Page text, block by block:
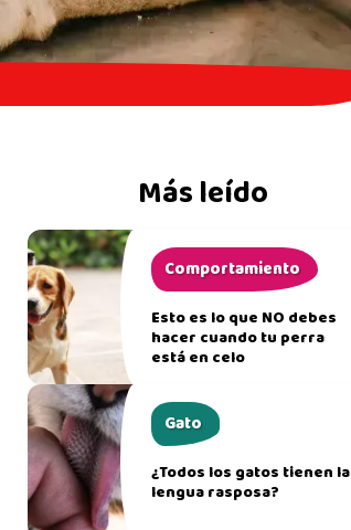
Más leído
Comportamiento
Esto es lo que NO debes
hacer cuando tu perra
está en celo
Gato
¿Todos los gatos tienen la
lengua rasposa?